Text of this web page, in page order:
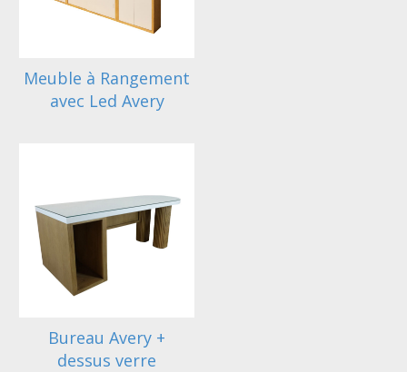
Meuble à Rangement
avec Led Avery
Bureau Avery +
dessus verre